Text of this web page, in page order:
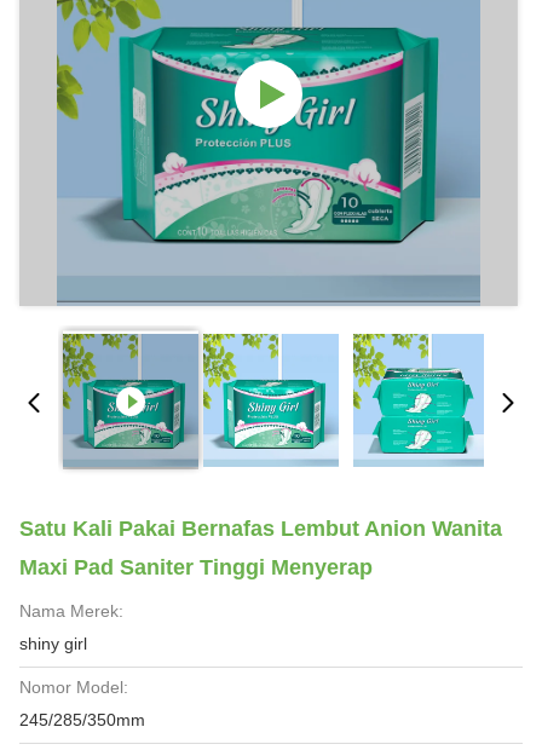
Satu Kali Pakai Bernafas Lembut Anion Wanita
Maxi Pad Saniter Tinggi Menyerap
Nama Merek:
shiny girl
Nomor Model:
245/285/350mm